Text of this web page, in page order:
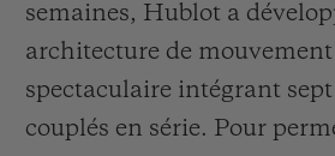
semaines, Hublot a
architecture de
spectaculaire intégrant
couplés en série. Pour